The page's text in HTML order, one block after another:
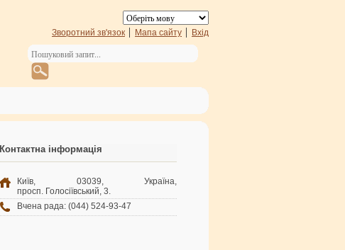
Зворотний зв'язок Мапа сайту Вхід
Контактна інформація
Київ, 03039, Україна,
просп. Голосіївський, 3.
Вчена рада: (044) 524-93-47